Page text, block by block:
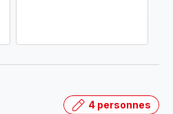
4 personnes